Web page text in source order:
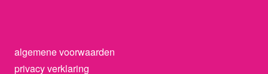
algemene voorwaarden
privacy verklaring